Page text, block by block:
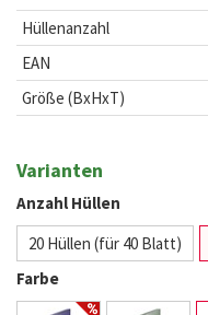
Hüllenanzahl
EAN
Größe (BxHxT)
Varianten
Anzahl Hüllen
20 Hüllen (für 40 Blatt)
Farbe